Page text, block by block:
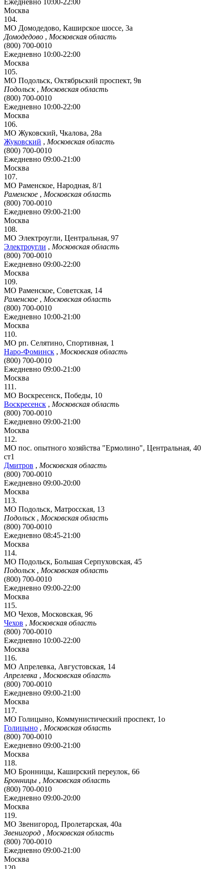
Москва
104.
МО Домодедово, Каширское шоссе, 3а
Домодедово , Московская область
(800) 700-0010
Ежедневно 10:00-22:00
Москва
105.
МО Подольск, Октябрьский проспект, 9в
Подольск, Московская область
(800) 700-0010
Ежедневно 10:00-22:00
Москва
106.
МО Жуковский, Чкалова, 28а
Жуковский , Московская область
(800) 700-0010
Ежедневно 09:00-21:00
Москва
107.
МО Раменское, Народная, 8/1
Раменское , Московская область
(800) 700-0010
Ежедневно 09:00-21:00
Москва
108.
МО Электроугли, Центральная, 97
Электроугли , Московская область
(800) 700-0010
Ежедневно 09:00-22:00
Москва
109.
МО Раменское, Советская, 14
Раменское , Московская область
(800) 700-0010
Ежедневно 10:00-21:00
Москва
110.
МО рп. Селятино, Спортивная, 1
Наро-Фоминск , Московская область
(800) 700-0010
Ежедневно 09:00-21:00
Москва
111.
МО Воскресенск, Победы, 10
Воскресенск , Московская область
(800) 700-0010
Ежедневно 09:00-21:00
Москва
112.
МО пос. опытного хозяйства "Ермолино", Центральная, 40
ст1
Дмитров , Московская область
(800) 700-0010
Ежедневно 09:00-20:00
Москва
113.
МО Подольск, Матросская, 13
Подольск, Московская область
(800) 700-0010
Ежедневно 08:45-21:00
Москва
114.
МО Подольск, Большая Серпуховская, 45
Подольск, Московская область
(800) 700-0010
Ежедневно 09:00-22:00
Москва
115.
МО Чехов, Московская, 96
Чехов , Московская область
(800) 700-0010
Ежедневно 10:00-22:00
Москва
116.
МО Апрелевка, Августовская, 14
Апрелевка , Московская область
(800) 700-0010
Ежедневно 09:00-21:00
Москва
117.
МО Голицыно, Коммунистический проспект, 1о
Голицыно , Московская область
(800) 700-0010
Ежедневно 09:00-21:00
Москва
118.
МО Бронницы, Каширский переулок, 66
Бронницы , Московская область
(800) 700-0010
Ежедневно 09:00-20:00
Москва
119.
МО Звенигород, Пролетарская, 40а
Звенигород , Московская область
(800) 700-0010
Ежедневно 09:00-21:00
Москва